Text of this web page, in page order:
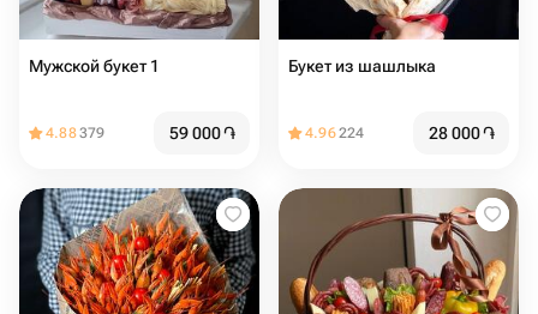
Мужской букет 1
4.88379 59 000֏
Букет из шашлыка
4.96224 28 000֏